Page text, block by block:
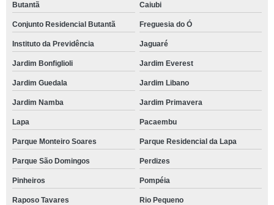
Butantã Caiubi
Conjunto Residencial Butantã Freguesia do Ó
Instituto da Previdência Jaguaré
Jardim Bonfiglioli Jardim Everest
Jardim Guedala Jardim Libano
Jardim Namba Jardim Primavera
Lapa Pacaembu
Parque Monteiro Soares Parque Residencial da Lapa
Parque São Domingos Perdizes
Pinheiros Pompéia
Raposo Tavares Rio Pequeno